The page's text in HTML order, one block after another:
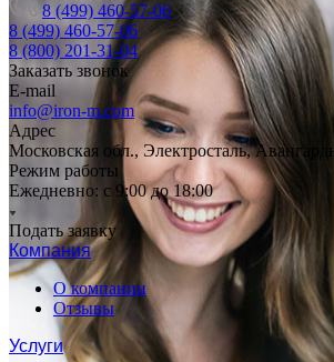
8 (499) 460-57-06
8 (499) 460-57-06
8 (800) 201-31-04
Заказать звонок
E-mail
info@iron-m.com
Адрес
Московская обл., Электросталь,
Режим работы
Ежедневно: с 9:00 до 18:00
Подать заявку
Компания
О компании
Отзывы
Услуги